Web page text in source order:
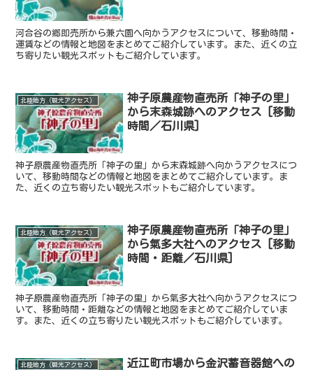
河合谷の郷即売所から兼六園へ向かうアクセスについて、移動時間・
運賃などの情報と地図をまとめてご紹介しています。また、近くの立
ち寄りたい観光スポットもご紹介しています。
北陸地方（観光アクセス）
神子原農産物直売所「神子の里」
から末森城跡へのアクセス [移動
時間／石川県]
神子原農産物直売所「神子の里」から末森城跡へ向かうアクセスにつ
いて、移動時間などの情報と地図をまとめてご紹介しています。ま
た、近くの立ち寄りたい観光スポットもご紹介しています。
北陸地方（観光アクセス）
神子原農産物直売所「神子の里」
から氣多大社へのアクセス [移動
時間・距離／石川県]
神子原農産物直売所「神子の里」から氣多大社へ向かうアクセスにつ
いて、移動時間・距離などの情報と地図をまとめてご紹介していま
す。また、近くの立ち寄りたい観光スポットもご紹介しています。
北陸地方（観光アクセス）
近江町市場から金沢蓄音器館への